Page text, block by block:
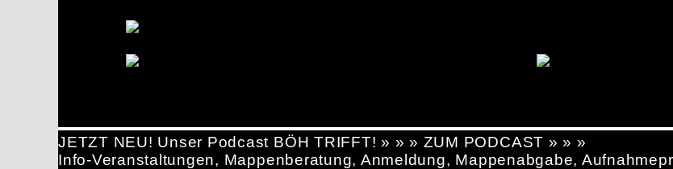
JETZT NEU! Unser Podcast BÖH TRIFFT! » » » ZUM PODCAST » » »
Info-Veranstaltungen, Mappenberatung, Anmeldung, Mappenabgabe,